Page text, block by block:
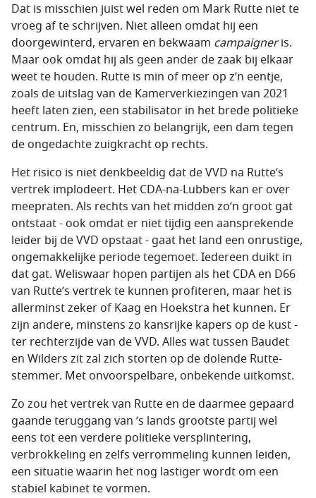
Dat is misschien juist wel reden om Mark Rutte niet te
vroeg af te schrijven. Niet alleen omdat hij een
doorgewinterd, ervaren en bekwaam campaigneris.
Maar ook omdat hij als geen ander de zaak bij elkaar
weet te houden. Rutte is min of meer op z’n eentje,
zoals de uitslag van de Kamerverkiezingen van 2021
heeft laten zien, een stabilisator in het brede politieke
centrum. En, misschien zo belangrijk, een dam tegen
de ongedachte zuigkracht op rechts.
Het risico is niet denkbeeldig dat de VVD na Rutte’s
vertrek implodeert. Het CDA-na-Lubbers kan er over
meepraten. Als rechts van het midden zo’n groot gat
ontstaat - ook omdat er niet tijdig een aansprekende
leider bij de VVD opstaat - gaat het land een onrustige,
ongemakkelijke periode tegemoet. Iedereen duikt in
dat gat. Weliswaar hopen partijen als het CDA en D66
van Rutte’s vertrek te kunnen profiteren, maar het is
allerminst zeker of Kaag en Hoekstra het kunnen. Er
zijn andere, minstens zo kansrijke kapers op de kust -
ter rechterzijde van de VVD. Alles wat tussen Baudet
en Wilders zit zal zich storten op de dolende Rutte-
stemmer. Met onvoorspelbare, onbekende uitkomst.
Zo zou het vertrek van Rutte en de daarmee gepaard
gaande teruggang van ’s lands grootste partij wel
eens tot een verdere politieke versplintering,
verbrokkeling en zelfs verrommeling kunnen leiden,
een situatie waarin het nog lastiger wordt om een
stabiel kabinet te vormen.